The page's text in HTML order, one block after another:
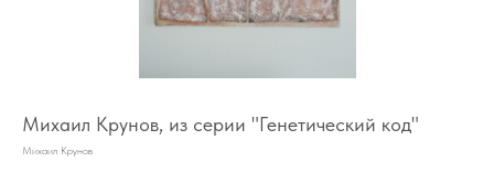
Михаил Крунов, из серии "Генетический код"
Михаил Крунов